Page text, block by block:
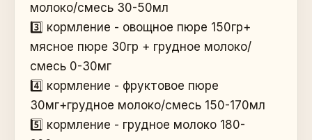
молоко/смесь 30-50мл
3️⃣ кормление - овощное пюре 150гр+
мясное пюре 30гр + грудное молоко/
смесь 0-30мг
4️⃣ кормление - фруктовое пюре
30мг+грудное молоко/смесь 150-170мл
5️⃣ кормление - грудное молоко 180-